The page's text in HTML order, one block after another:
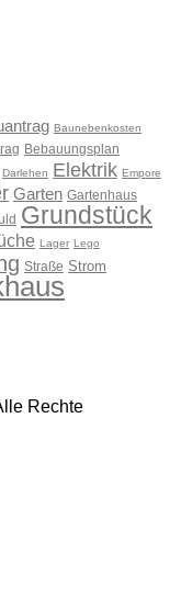
Baunebenkosten
Bebauungsplan
Darlehen Elektrik Empore
Garten Gartenhaus
Grundstück
Lager Lego
Straße Strom
Rechte